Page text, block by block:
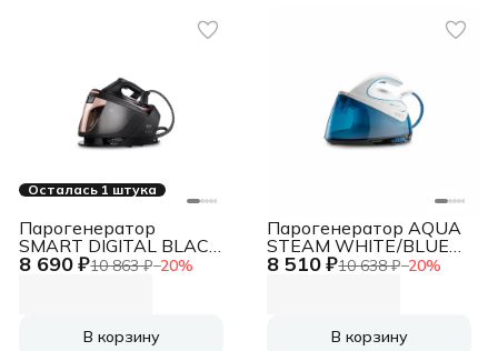
Осталась 1 штука
8 690 ₽10 863 ₽−20%
Парогенератор
SMART DIGITAL BLACK
UFESA
В корзину
8 510 ₽10 638 ₽−20%
Парогенератор AQUA
STEAM WHITE/BLUE
UFESA
В корзину